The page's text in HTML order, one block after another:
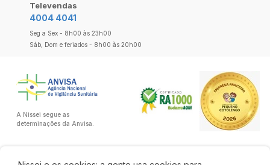
Televendas
4004 4041
Seg a Sex - 8h00 às 23h00
Sáb, Dom e feriados - 8h00 às 20h00
A Nissei segue as
determinações da Anvisa.